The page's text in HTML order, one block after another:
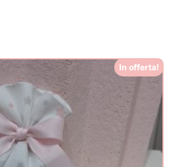
In offerta!